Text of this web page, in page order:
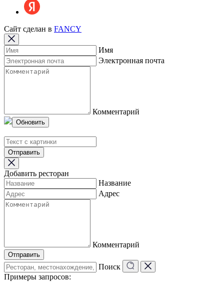
Сайт сделан в FANCY
Имя
Электронная почта
Комментарий
Обновить
Отправить
Добавить ресторан
Название
Адрес
Комментарий
Отправить
Поиск
Примеры запросов: